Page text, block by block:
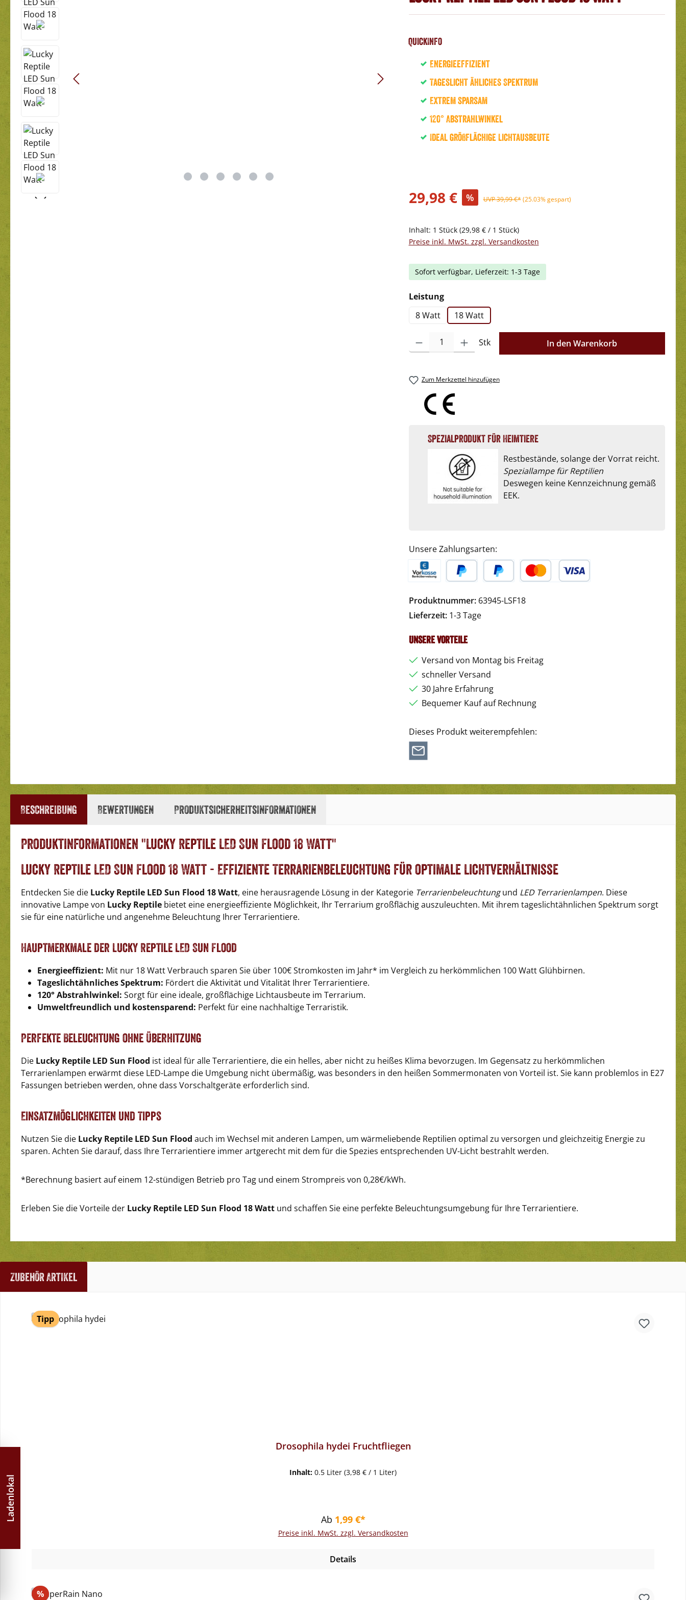
QuickInfo
Energieeffizient
Tageslicht ähliches Spektrum
Extrem sparsam
120° Abstrahlwinkel
Ideal größflächige Lichtausbeute
29,98 € % UVP 39,99 €* (25.03% gespart)
Inhalt: 1 Stück (29,98 € / 1 Stück)
Preise inkl. MwSt. zzgl. Versandkosten
Sofort verfügbar, Lieferzeit: 1-3 Tage
Leistungauswählen
8 Watt
18 Watt
Produkt Anzahl: Gib den gewünschten Wert ein oder benutze die
Stk In den Warenkorb
Zum Merkzettel hinzufügen
Spezialprodukt für Heimtiere
Restbestände, solange der Vorrat reicht.
Speziallampe für Reptilien
Deswegen keine Kennzeichnung gemäß
EEK.
Unsere Zahlungsarten:
Produktnummer: 63945-LSF18
Lieferzeit: 1-3 Tage
Unsere Vorteile
Versand von Montag bis Freitag
schneller Versand
30 Jahre Erfahrung
Bequemer Kauf auf Rechnung
Dieses Produkt weiterempfehlen:
Beschreibung Bewertungen Produktsicherheitsinformationen
Produktinformationen "Lucky Reptile LED Sun Flood 18 Watt"
Lucky Reptile LED Sun Flood 18 Watt - Effiziente Terrarienbeleuchtung für optimale Lichtverhältnisse
Entdecken Sie die Lucky Reptile LED Sun Flood 18 Watt, eine herausragende Lösung in der Kategorie Terrarienbeleuchtungund LED Terrarienlampen. Diese
innovative Lampe von Lucky Reptile bietet eine energieeffiziente Möglichkeit, Ihr Terrarium großflächig auszuleuchten. Mit ihrem tageslichtähnlichen Spektrum sorgt
sie für eine natürliche und angenehme Beleuchtung Ihrer Terrarientiere.
Hauptmerkmale der Lucky Reptile LED Sun Flood
Energieeffizient: Mit nur 18 Watt Verbrauch sparen Sie über 100€ Stromkosten im Jahr* im Vergleich zu herkömmlichen 100 Watt Glühbirnen.
Tageslichtähnliches Spektrum: Fördert die Aktivität und Vitalität Ihrer Terrarientiere.
120° Abstrahlwinkel: Sorgt für eine ideale, großflächige Lichtausbeute im Terrarium.
Umweltfreundlich und kostensparend: Perfekt für eine nachhaltige Terraristik.
Perfekte Beleuchtung ohne Überhitzung
Die Lucky Reptile LED Sun Flood ist ideal für alle Terrarientiere, die ein helles, aber nicht zu heißes Klima bevorzugen. Im Gegensatz zu herkömmlichen
Terrarienlampen erwärmt diese LED-Lampe die Umgebung nicht übermäßig, was besonders in den heißen Sommermonaten von Vorteil ist. Sie kann problemlos in E27
Fassungen betrieben werden, ohne dass Vorschaltgeräte erforderlich sind.
Einsatzmöglichkeiten und Tipps
Nutzen Sie die Lucky Reptile LED Sun Flood auch im Wechsel mit anderen Lampen, um wärmeliebende Reptilien optimal zu versorgen und gleichzeitig Energie zu
sparen. Achten Sie darauf, dass Ihre Terrarientiere immer artgerecht mit dem für die Spezies entsprechenden UV-Licht bestrahlt werden.
*Berechnung basiert auf einem 12-stündigen Betrieb pro Tag und einem Strompreis von 0,28€/kWh.
Erleben Sie die Vorteile der Lucky Reptile LED Sun Flood 18 Watt und schaffen Sie eine perfekte Beleuchtungsumgebung für Ihre Terrarientiere.
Zubehör Artikel
Produktgalerie überspringen
Tipp
Drosophila hydei Fruchtfliegen
Inhalt: 0.5 Liter (3,98 € / 1 Liter)
Regulärer Preis:
Ab 1,99 €*
Preise inkl. MwSt. zzgl. Versandkosten
Details
%Rabatt
Ladenlokal